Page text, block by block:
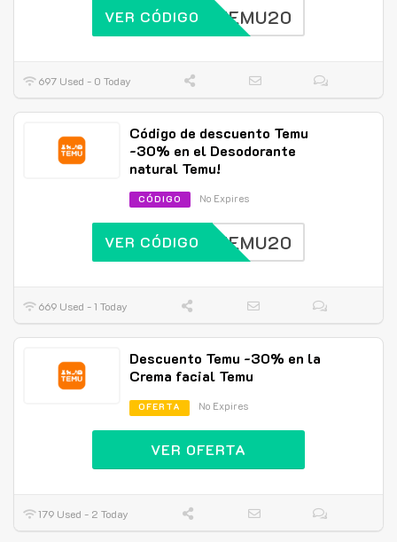
TEMU20
VER CÓDIGO
697 Used - 0 Today
Código de descuento Temu
-30% en el Desodorante
natural Temu!
CÓDIGO No Expires
TEMU20
VER CÓDIGO
669 Used - 1 Today
Descuento Temu -30% en la
Crema facial Temu
OFERTA No Expires
VER OFERTA
179 Used - 2 Today